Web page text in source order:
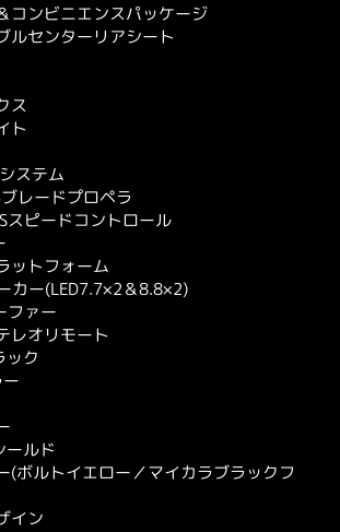
コンビニエンスパッケージ
ルセンターリアシート
ス
ト
ステム
レードプロペラ
スピードコントロール
ットフォーム
カー(LED7.7×2＆8.8×2)
ファー
レオリモート
ク
ルド
ボルトイエロー／マイカラブラックフ
イン